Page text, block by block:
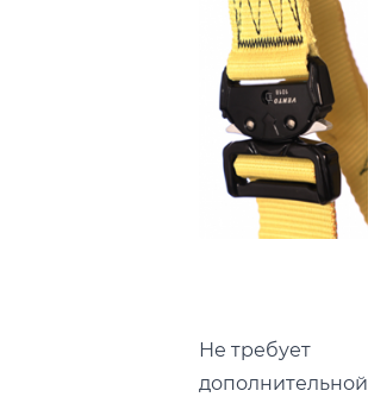
Не требует
дополнительной